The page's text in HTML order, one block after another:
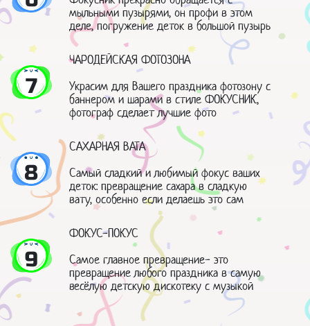
мыльными пузырями, он профи в этом
деле, погружение деток в большой пузырь
7
ЧАРОДЕЙСКАЯ ФОТОЗОНА
Украсим для Вашего праздника фотозону с
баннером и шарами в стиле ФОКУСНИК,
фотограф сделает лучшие фото
8
САХАРНАЯ ВАТА
Самый сладкий и любимый фокус ваших
деток: превращение сахара в сладкую
вату, особенно если делаешь это сам
9
ФОКУС-ПОКУС
Самое главное превращение- это
превращение любого праздника в самую
весёлую детскую дискотеку с музыкой